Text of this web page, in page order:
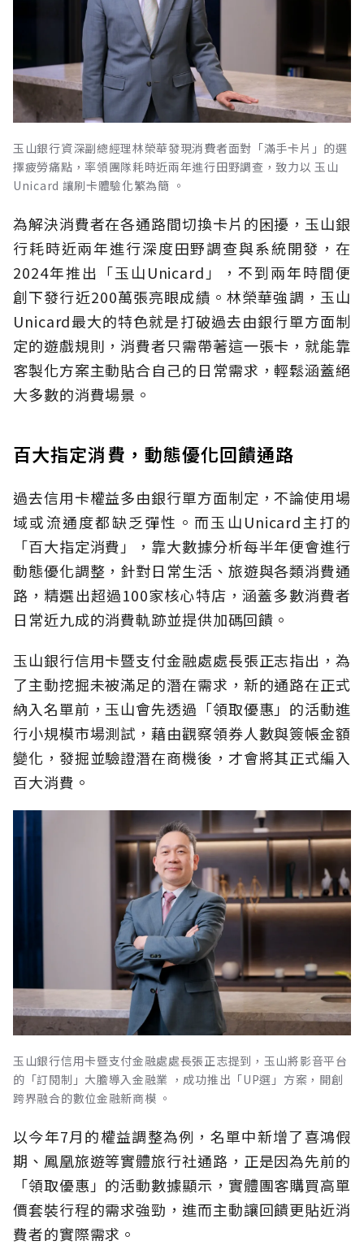
玉山銀行資深副總經理林榮華發現消費者面對「滿手卡片」的選
擇疲勞痛點，率領團隊耗時近兩年進行田野調查，致力以 玉山
Unicard 讓刷卡體驗化繁為簡 。
為解決消費者在各通路間切換卡片的困擾，玉山銀
行耗時近兩年進行深度田野調查與系統開發，在
2024年推出「玉山Unicard」，不到兩年時間便
創下發行近200萬張亮眼成績。林榮華強調，玉山
Unicard最大的特色就是打破過去由銀行單方面制
定的遊戲規則，消費者只需帶著這一張卡，就能靠
客製化方案主動貼合自己的日常需求，輕鬆涵蓋絕
大多數的消費場景。
百大指定消費，動態優化回饋通路
過去信用卡權益多由銀行單方面制定，不論使用場
域或流通度都缺乏彈性。而玉山Unicard主打的
「百大指定消費」，靠大數據分析每半年便會進行
動態優化調整，針對日常生活、旅遊與各類消費通
路，精選出超過100家核心特店，涵蓋多數消費者
日常近九成的消費軌跡並提供加碼回饋。
玉山銀行信用卡暨支付金融處處長張正志指出，為
了主動挖掘未被滿足的潛在需求，新的通路在正式
納入名單前，玉山會先透過「領取優惠」的活動進
行小規模市場測試，藉由觀察領券人數與簽帳金額
變化，發掘並驗證潛在商機後，才會將其正式編入
百大消費。
玉山銀行信用卡暨支付金融處處長張正志提到，玉山將影音平台
的「訂閱制」大膽導入金融業 ，成功推出「UP選」方案，開創
跨界融合的數位金融新商模 。
以今年7月的權益調整為例，名單中新增了喜鴻假
期、鳳凰旅遊等實體旅行社通路，正是因為先前的
「領取優惠」的活動數據顯示，實體團客購買高單
價套裝行程的需求強勁，進而主動讓回饋更貼近消
費者的實際需求。